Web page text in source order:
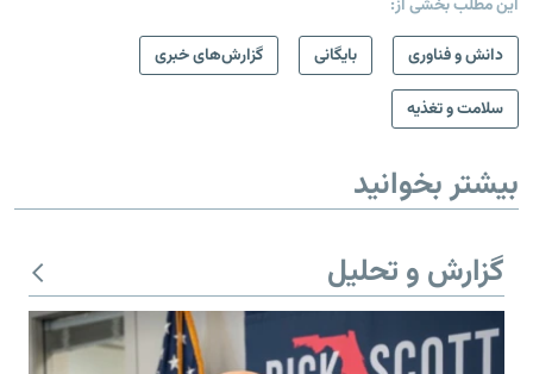
این مطلب بخشی از:
دانش و فناوری
بایگانی گزارش‌های خبری
سلامت و تغذیه
بیشتر بخوانید
گزارش و تحلیل